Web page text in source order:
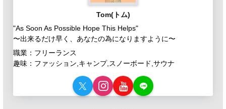
Tom(トム)
"As Soon As Possible Hope This Helps"
〜出来るだけ早く、あなたの為になりますように〜
職業：フリーランス
趣味：ファッション,キャンプ,スノーボード,サウナ